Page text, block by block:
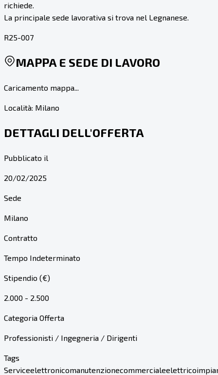
richiede.
La principale sede lavorativa si trova nel Legnanese.
R25-007
MAPPA E SEDE DI LAVORO
Caricamento mappa...
Località: Milano
DETTAGLI DELL'OFFERTA
Pubblicato il
20/02/2025
Sede
Milano
Contratto
Tempo Indeterminato
Stipendio (€)
2.000 - 2.500
Categoria Offerta
Professionisti / Ingegneria / Dirigenti
Tags
Serviceelettronicomanutenzionecommercialeelettrico